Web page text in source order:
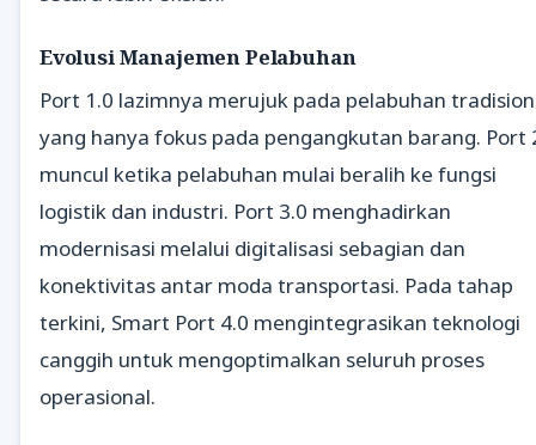
Evolusi Manajemen Pelabuhan
Port 1.0 lazimnya merujuk pada pelabuhan
yang hanya fokus pada pengangkutan barang. Port
muncul ketika pelabuhan mulai beralih ke fungsi
logistik dan industri. Port 3.0 menghadirkan
modernisasi melalui digitalisasi sebagian dan
konektivitas antar moda transportasi. Pada tahap
terkini, Smart Port 4.0 mengintegrasikan teknologi
canggih untuk mengoptimalkan seluruh proses
operasional.